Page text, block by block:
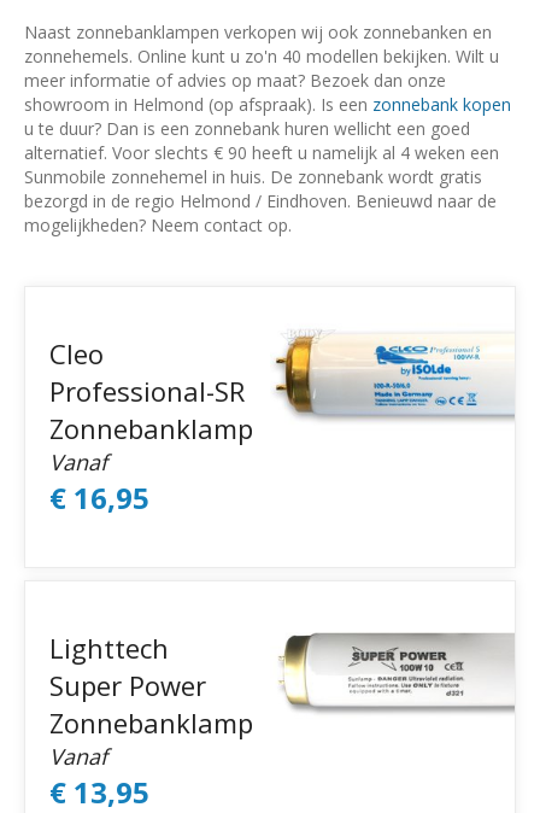
Naast zonnebanklampen verkopen wij ook zonnebanken en
zonnehemels. Online kunt u zo'n 40 modellen bekijken. Wilt u
meer informatie of advies op maat? Bezoek dan onze
showroom in Helmond (op afspraak). Is een zonnebank kopen
u te duur? Dan is een zonnebank huren wellicht een goed
alternatief. Voor slechts € 90 heeft u namelijk al 4 weken een
Sunmobile zonnehemel in huis. De zonnebank wordt gratis
bezorgd in de regio Helmond / Eindhoven. Benieuwd naar de
mogelijkheden? Neem contact op.
Cleo
Professional-SR
Zonnebanklamp
Vanaf
€ 16,95
Lighttech
Super Power
Zonnebanklamp
Vanaf
€ 13,95